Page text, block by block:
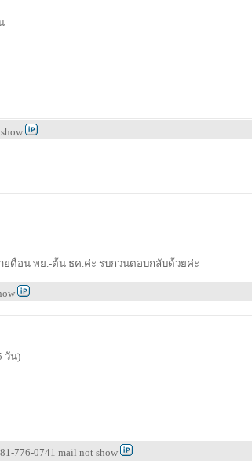
ยดือน พย.-ต้น ธค.ค่ะ รบกวนตอบกลับด้วยค่ะ
วัน)
776-0741 mail not show